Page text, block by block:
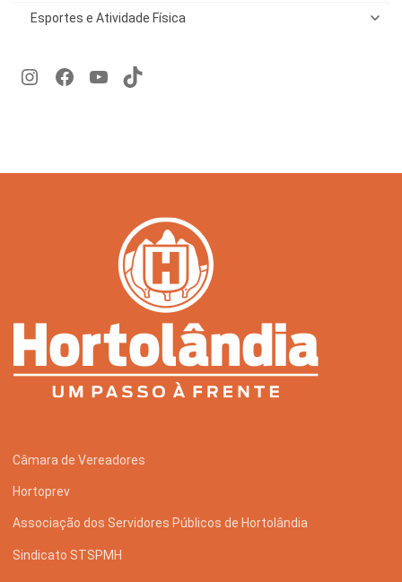
Câmara de Vereadores
Hortoprev
Associação dos Servidores Públicos de Hortolândia
Sindicato STSPMH